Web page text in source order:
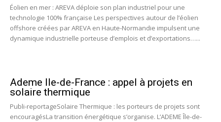
Éolien en mer : AREVA déploie son plan industriel pour une
technologie 100% française Les perspectives autour de l’éolien
offshore créées par AREVA en Haute-Normandie impulsent une
dynamique industrielle porteuse d’emplois et d’exportations…...
Ademe Ile-de-France : appel à projets en
solaire thermique
Publi-reportageSolaire Thermique : les porteurs de projets sont
encouragésLa transition énergétique s’organise. L’ADEME Île-de-